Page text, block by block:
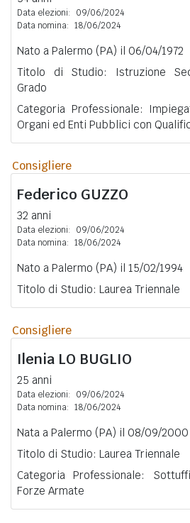
Data elezioni:
09/06/2024
Data nomina: 18/06/2024
Nato a Palermo (PA) il 06/04/1972
Titolo di Studio: Istruzione
Grado
Categoria Professionale:
Organi ed Enti Pubblici con
Consigliere
Federico GUZZO
32 anni
Data elezioni:
09/06/2024
Data nomina: 18/06/2024
Nato a Palermo (PA) il 15/02/1994
Titolo di Studio: Laurea Triennale
Consigliere
Ilenia LO BUGLIO
25 anni
Data elezioni:
09/06/2024
Data nomina: 18/06/2024
Nata a Palermo (PA) il 08/09/2000
Titolo di Studio: Laurea Triennale
Categoria Professionale:
Forze Armate